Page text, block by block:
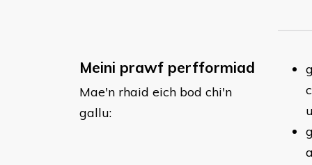
Meini prawf perfformiad
Mae'n rhaid eich bod chi'n
gallu: